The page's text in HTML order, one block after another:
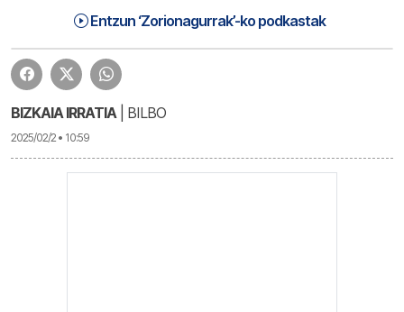
Entzun ‘Zorionagurrak’-ko podkastak
1:03:55 Zorionagurrak (25-02-02) | Zorionagurrak
BIZKAIA IRRATIA| BILBO
2025/02/2 • 10:59